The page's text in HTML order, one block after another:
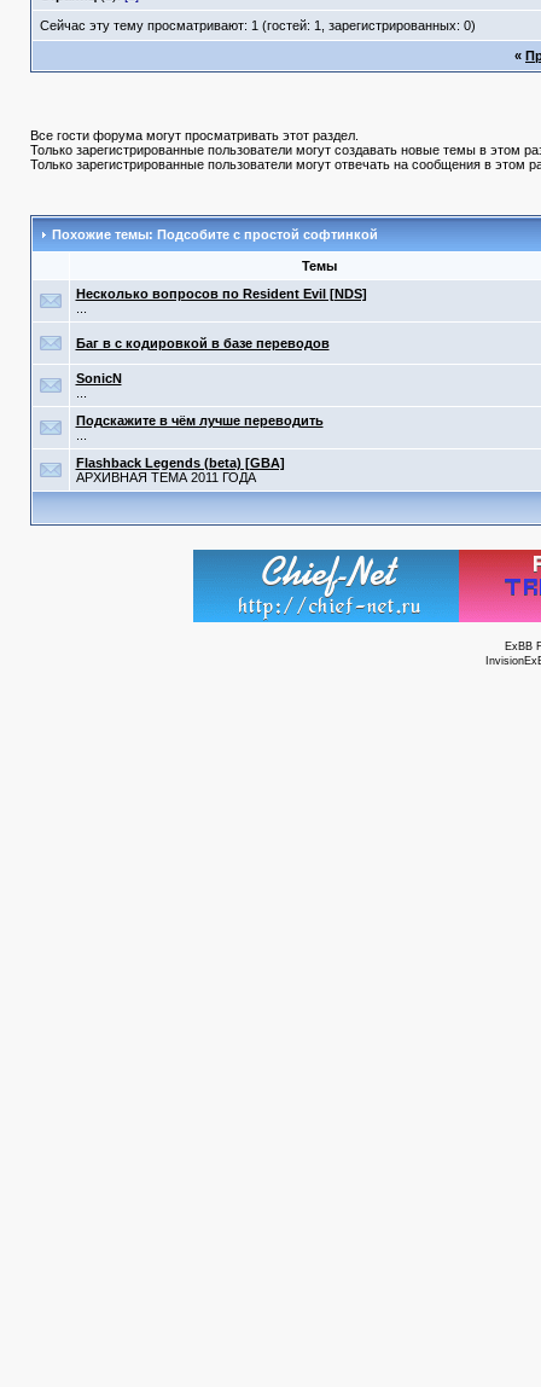
Сейчас эту тему просматривают: 1 (гостей: 1, зарегистрированных: 0)
«
Все гости форума могут просматривать этот раздел.
Только зарегистрированные пользователи могут создавать новые темы в этом
Только зарегистрированные пользователи могут отвечать на сообщения в этом
Похожие темы: Подсобите с простой софтинкой
Темы
Несколько вопросов по Resident Evil [NDS]
Баг в с кодировкой в базе переводов
SonicN
Подскажите в чём лучше переводить
Flashback Legends (beta) [GBA]
АРХИВНАЯ ТЕМА 2011 ГОДА
ExBB